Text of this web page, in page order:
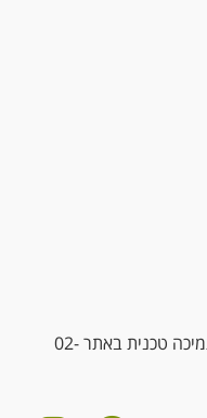
טכנית באתר02-